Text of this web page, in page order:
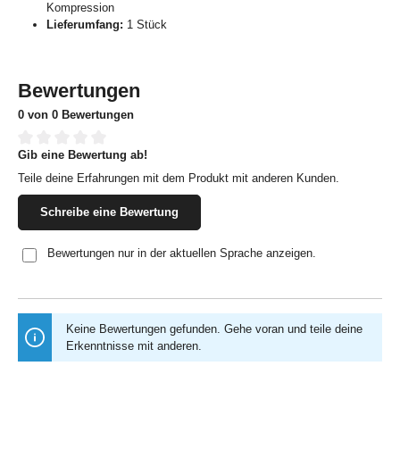
Kompression
Lieferumfang: 1 Stück
Bewertungen
0 von 0 Bewertungen
Durchschnittliche Bewertung von 0 von 5 Sternen
Gib eine Bewertung ab!
Teile deine Erfahrungen mit dem Produkt mit anderen Kunden.
Schreibe eine Bewertung
Bewertungen nur in der aktuellen Sprache anzeigen.
Keine Bewertungen gefunden. Gehe voran und teile deine
Erkenntnisse mit anderen.